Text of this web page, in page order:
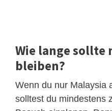
Wie lange sollte
bleiben?
Wenn du nur Malaysia
solltest du mindestens